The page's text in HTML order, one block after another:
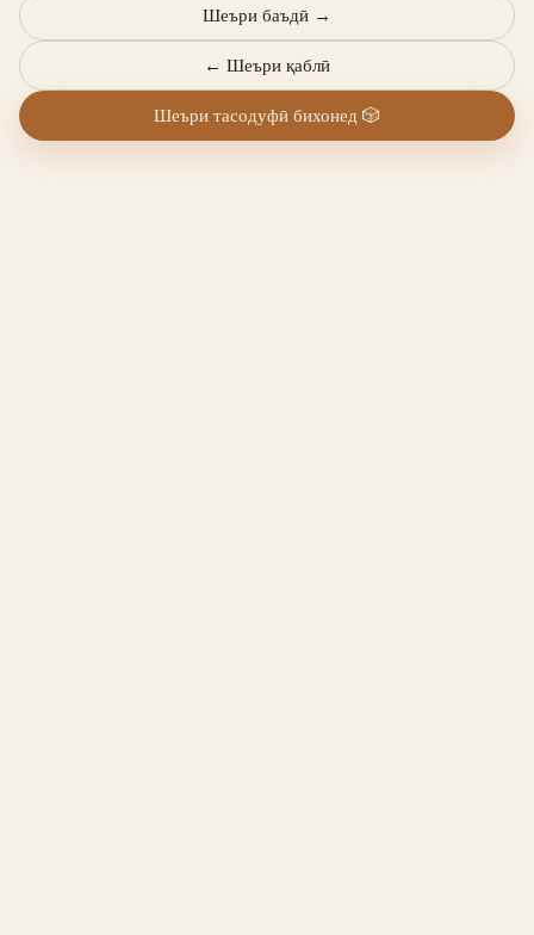
← Шеъри қаблӣ
Шеъри баъдӣ →
Шеъри тасодуфӣ бихонед 🎲